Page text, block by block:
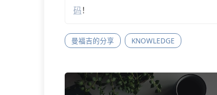
码！
曼福吉的分享 KNOWLEDGE